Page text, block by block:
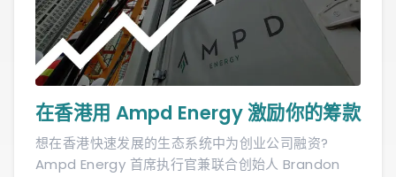
在香港用 Ampd Energy 激励你的筹款
想在香港快速发展的生态系统中为创业公司融资?
Ampd Energy 首席执行官兼联合创始人 Brandon